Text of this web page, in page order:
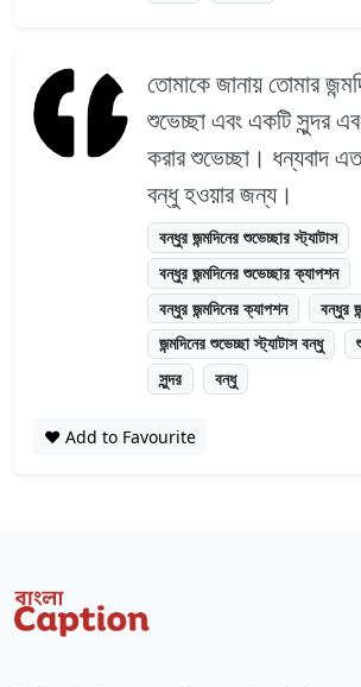
তোমাকে জানায় তোমার
শুভেচ্ছা এবং একটি সুন্দর
করার শুভেচ্ছা। ধন্যবাদ
বন্ধু হওয়ার জন্য।
বন্ধুর জন্মদিনের শুভেচ্ছার স্ট্যাটাস
বন্ধুর জন্মদিনের শুভেচ্ছার ক্যাপশন
বন্ধুর জন্মদিনের ক্যাপশন
বন্ধুর
জন্মদিনের শুভেচ্ছা স্ট্যাটাস বন্ধু
সুন্দর
বন্ধু
❤️ Add to Favourite